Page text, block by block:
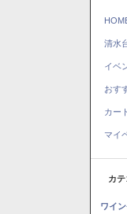
清水
イベ
おす
カー
マイ
カテ
ワイン